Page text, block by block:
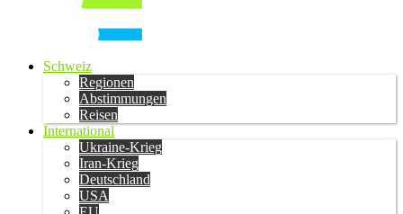
Schweiz
Regionen
Abstimmungen
Reisen
International
Ukraine-Krieg
Iran-Krieg
Deutschland
USA